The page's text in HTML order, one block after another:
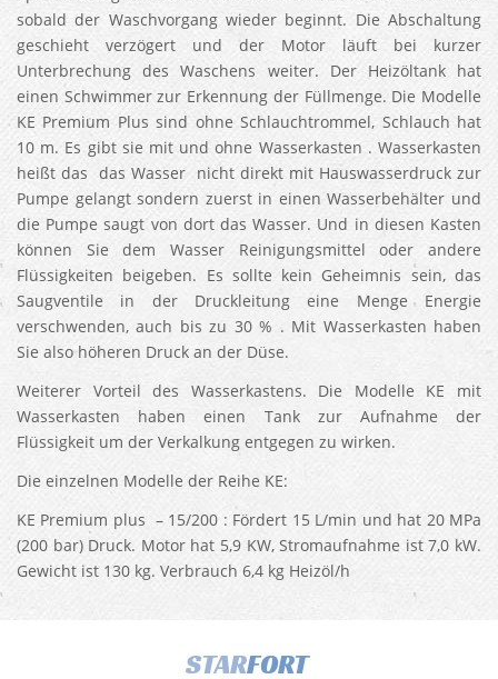
sobald der Waschvorgang wieder beginnt. Die Abschaltung
geschieht verzögert und der Motor läuft bei kurzer
Unterbrechung des Waschens weiter. Der Heizöltank hat
einen Schwimmer zur Erkennung der Füllmenge. Die Modelle
KE Premium Plus sind ohne Schlauchtrommel, Schlauch hat
10 m. Es gibt sie mit und ohne Wasserkasten . Wasserkasten
heißt das das Wasser nicht direkt mit Hauswasserdruck zur
Pumpe gelangt sondern zuerst in einen Wasserbehälter und
die Pumpe saugt von dort das Wasser. Und in diesen Kasten
können Sie dem Wasser Reinigungsmittel oder andere
Flüssigkeiten beigeben. Es sollte kein Geheimnis sein, das
Saugventile in der Druckleitung eine Menge Energie
verschwenden, auch bis zu 30 % . Mit Wasserkasten haben
Sie also höheren Druck an der Düse.
Weiterer Vorteil des Wasserkastens. Die Modelle KE mit
Wasserkasten haben einen Tank zur Aufnahme der
Flüssigkeit um der Verkalkung entgegen zu wirken.
Die einzelnen Modelle der Reihe KE:
KE Premium plus – 15/200 : Fördert 15 L/min und hat 20 MPa
(200 bar) Druck. Motor hat 5,9 KW, Stromaufnahme ist 7,0 kW.
Gewicht ist 130 kg. Verbrauch 6,4 kg Heizöl/h
STARFORT